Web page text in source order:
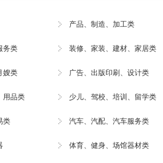
产品、制造、加工类
务类 装修、家装、建材、家居类
嫂类 广告、出版印刷、设计类
用品类 少儿、驾校、培训、留学类
类 汽车、汽配、汽车服务类
体育、健身、场馆器材类